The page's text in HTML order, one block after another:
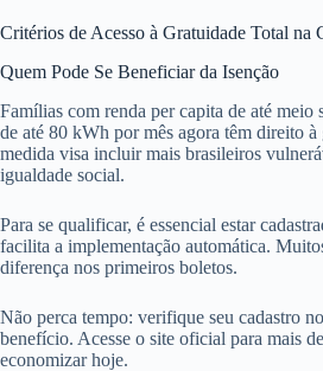
Critérios de Acesso à Gratuidade Total na
Quem Pode Se Beneficiar da Isenção
Famílias com renda per capita de até
de até 80 kWh por mês agora têm direito à
medida visa incluir mais brasileiros
igualdade social.
Para se qualificar, é essencial estar
facilita a implementação automática.
diferença nos primeiros boletos.
Não perca tempo: verifique seu cadastro
benefício. Acesse o site oficial para mais
economizar hoje.